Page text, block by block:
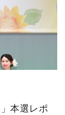
本選レポ